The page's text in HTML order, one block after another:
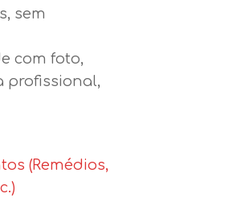
sem
com foto,
profissional,
(Remédios,